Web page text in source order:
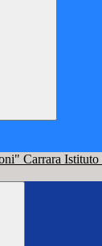
Istituto